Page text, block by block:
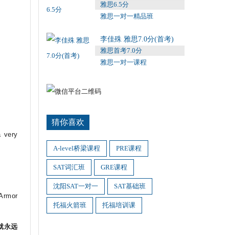
very
永远
雅思6.5分
雅思一对一精品班
李佳殊 雅思7.0分(首考)
雅思首考7.0分
雅思一对一课程
猜你喜欢
A-level桥梁课程 PRE课程
SAT词汇班 GRE课程
沈阳SAT一对一 SAT基础班
托福火箭班 托福培训课